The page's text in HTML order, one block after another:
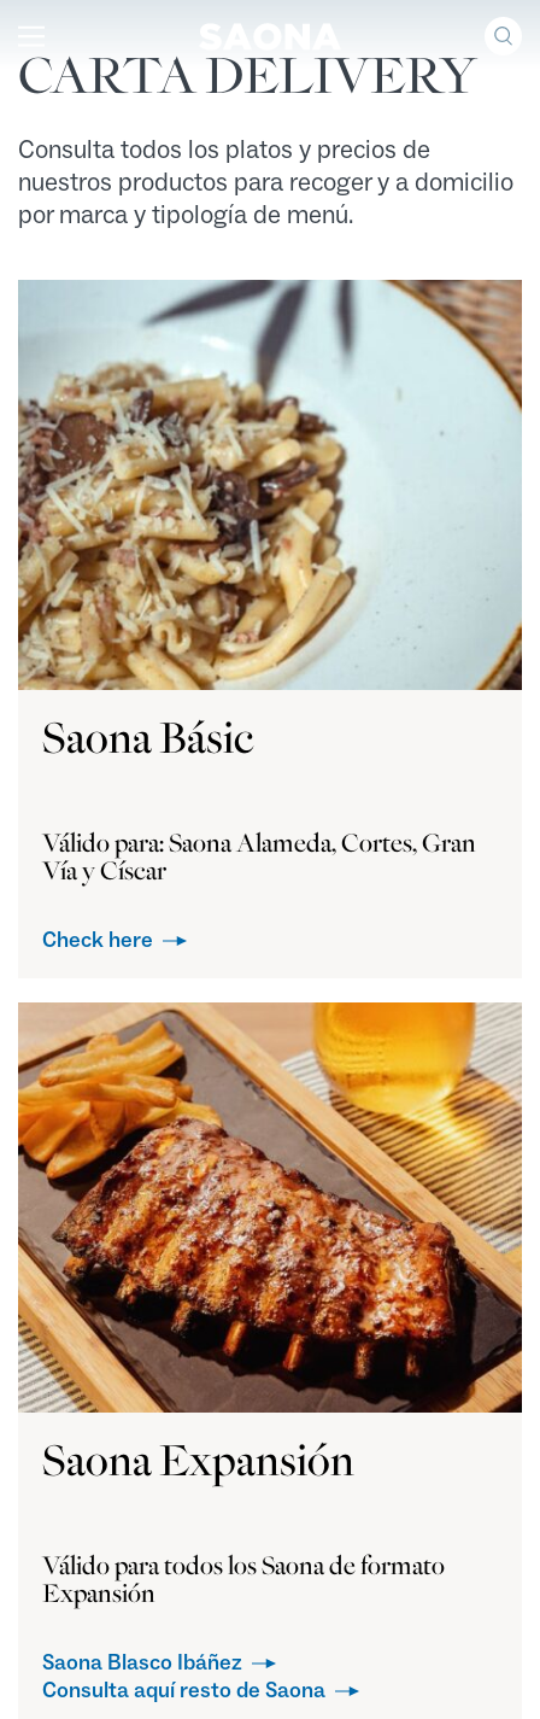
CARTA DELIVERY
Consulta todos los platos y precios de
nuestros productos para recoger y a domicilio
por marca y tipología de menú.
Saona Básic
Válido para: Saona Alameda, Cortes, Gran
Vía y Císcar
Check here
Saona Expansión
Válido para todos los Saona de formato
Expansión
Saona Blasco Ibáñez
Consulta aquí resto de Saona